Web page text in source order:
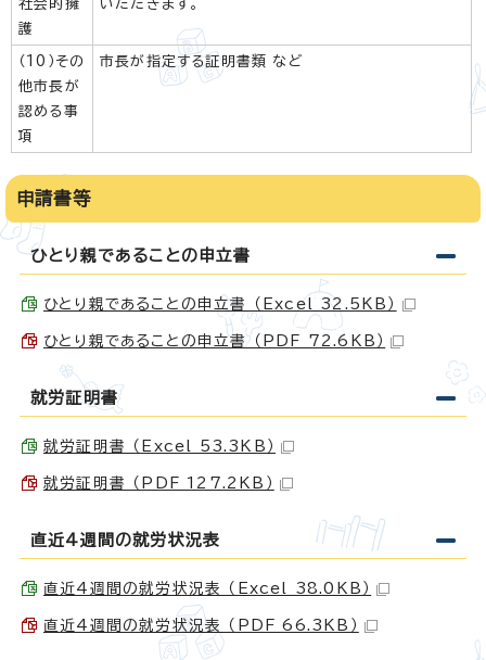
社会的擁
護
いただきます。
（10）その
他市長が
認める事
項
市長が指定する証明書類 など
申請書等
ひとり親であることの申立書
ひとり親であることの申立書 （Excel 32.5KB）
ひとり親であることの申立書 （PDF 72.6KB）
就労証明書
就労証明書 （Excel 53.3KB）
就労証明書 （PDF 127.2KB）
直近4週間の就労状況表
直近4週間の就労状況表 （Excel 38.0KB）
直近4週間の就労状況表 （PDF 66.3KB）